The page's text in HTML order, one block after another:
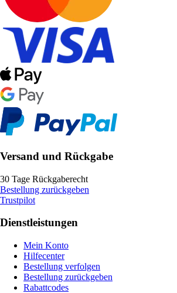
Versand und Rückgabe
30 Tage Rückgaberecht
Bestellung zurückgeben
Trustpilot
Dienstleistungen
Mein Konto
Hilfecenter
Bestellung verfolgen
Bestellung zurückgeben
Rabattcodes